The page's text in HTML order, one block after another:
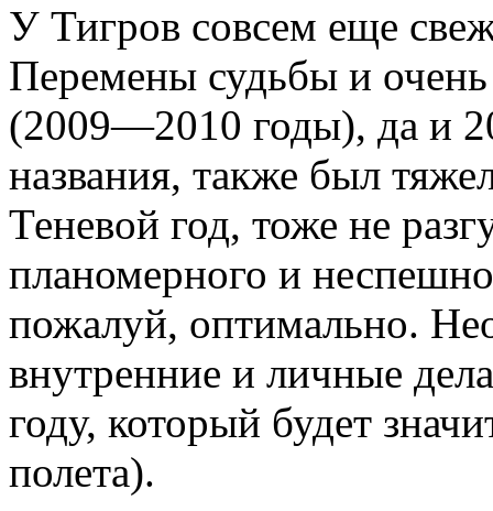
У Тигров совсем еще
Перемены судьбы и
(2009—2010 годы), да и
названия, также был
Теневой год, тоже не
планомерного и
пожалуй, оптимально.
внутренние и личные
году, который будет
полета).